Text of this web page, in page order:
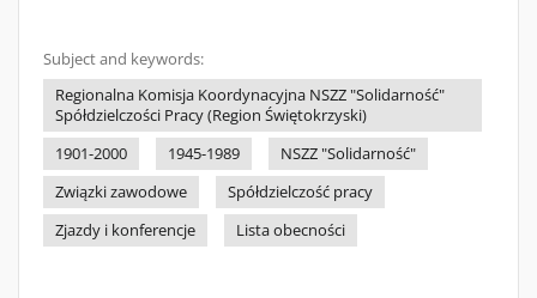
Subject and keywords:
Regionalna Komisja Koordynacyjna NSZZ "Solidarność"
Spółdzielczości Pracy (Region Świętokrzyski)
1901-2000
1945-1989
NSZZ "Solidarność"
Związki zawodowe
Spółdzielczość pracy
Zjazdy i konferencje
Lista obecności